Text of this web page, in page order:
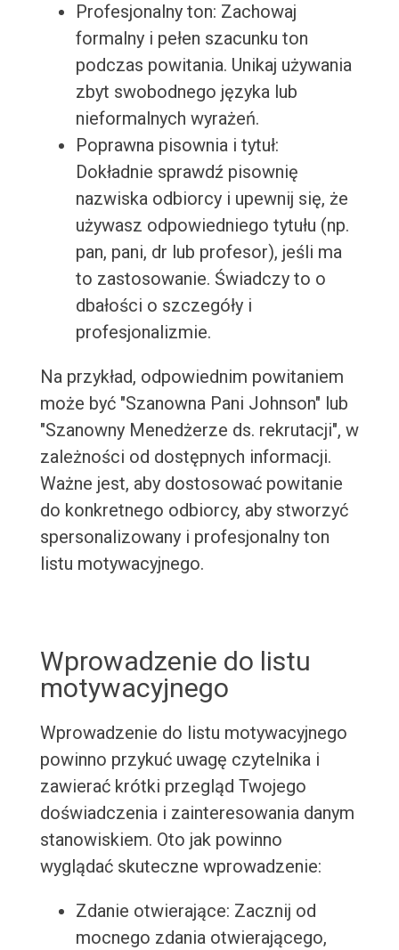
Profesjonalny ton: Zachowaj
formalny i pełen szacunku ton
podczas powitania. Unikaj używania
zbyt swobodnego języka lub
nieformalnych wyrażeń.
Poprawna pisownia i tytuł:
Dokładnie sprawdź pisownię
nazwiska odbiorcy i upewnij się, że
używasz odpowiedniego tytułu (np.
pan, pani, dr lub profesor), jeśli ma
to zastosowanie. Świadczy to o
dbałości o szczegóły i
profesjonalizmie.
Na przykład, odpowiednim powitaniem
może być "Szanowna Pani Johnson" lub
"Szanowny Menedżerze ds. rekrutacji", w
zależności od dostępnych informacji.
Ważne jest, aby dostosować powitanie
do konkretnego odbiorcy, aby stworzyć
spersonalizowany i profesjonalny ton
listu motywacyjnego.
Wprowadzenie do listu
motywacyjnego
Wprowadzenie do listu motywacyjnego
powinno przykuć uwagę czytelnika i
zawierać krótki przegląd Twojego
doświadczenia i zainteresowania danym
stanowiskiem. Oto jak powinno
wyglądać skuteczne wprowadzenie:
Zdanie otwierające: Zacznij od
mocnego zdania otwierającego,